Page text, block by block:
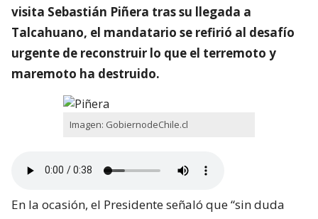
visita Sebastián Piñera tras su llegada a
Talcahuano, el mandatario se refirió al desafío
urgente de reconstruir lo que el terremoto y
maremoto ha destruido.
Imagen: GobiernodeChile.cl
En la ocasión, el Presidente señaló que “sin duda